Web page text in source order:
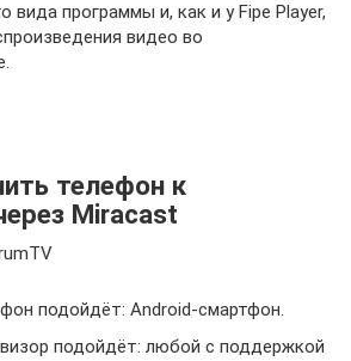
вида программы и, как и у Fipe Player,
видео во
телефон к
Miracast
подойдёт: Android-смартфон.
подойдёт: любой с поддержкой